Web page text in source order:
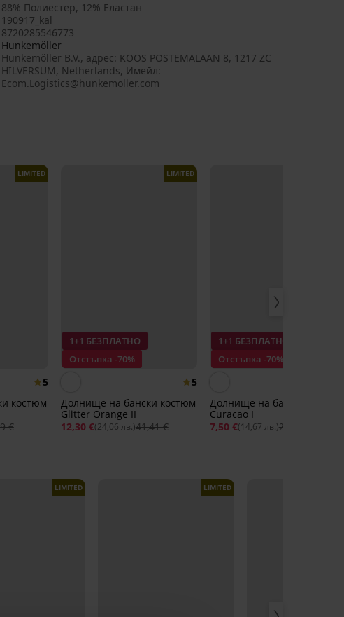
88% Полиестер, 12% Еластан
190917_kal
8720285546773
Hunkemöller
Hunkemöller B.V., aдрес: KOOS POSTEMALAAN 8, 1217 ZC
HILVERSUM, Netherlands, Имейл:
Ecom.Logistics@hunkemoller.com
LIMITED
5
костюм
€
1+1 БЕЗПЛАТНО
Отстъпка -70%
LIMITED
5
Долнище на бански костюм
Glitter Orange II
12,30 €(24,06 лв.)41,41 €
1+1 БЕЗПЛАТНО
Отстъпка -70%
Долнище на бански костюм
Curacao I
7,50 €(14,67 лв.)25,05 €
LIMITED LIMITED